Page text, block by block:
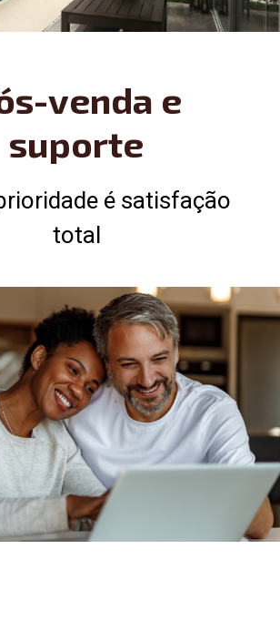
venda e
suporte
é satisfação
total